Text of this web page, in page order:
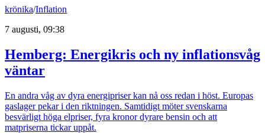
krönika/Inflation
7 augusti, 09:38
Hemberg: Energikris och ny inflationsvåg
väntar
En andra våg av dyra energipriser kan nå oss redan i höst. Europas
gaslager pekar i den riktningen. Samtidigt möter svenskarna
besvärligt höga elpriser, fyra kronor dyrare bensin och att
matpriserna tickar uppåt.